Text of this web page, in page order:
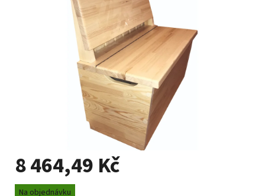
8 464,49 Kč
Měrná
Na objednávku